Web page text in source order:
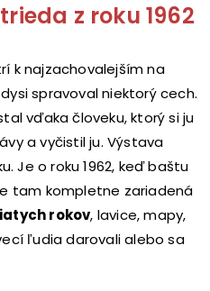
z roku 1962
k najzachovalejším na
spravoval niektorý cech.
vďaka človeku, ktorý si ju
a vyčistil ju. Výstava
Je o roku 1962, keď baštu
tam kompletne zariadená
rokov, lavice, mapy,
ľudia darovali alebo sa